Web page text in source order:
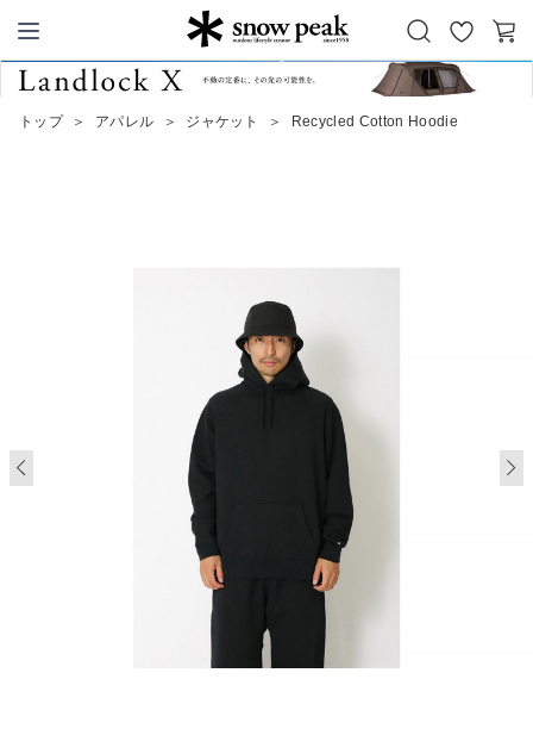
Snow Peak
お
気
カ
トップ ＞ アパレル ＞ ジャケット ＞ Recycled Cotton Hoodie